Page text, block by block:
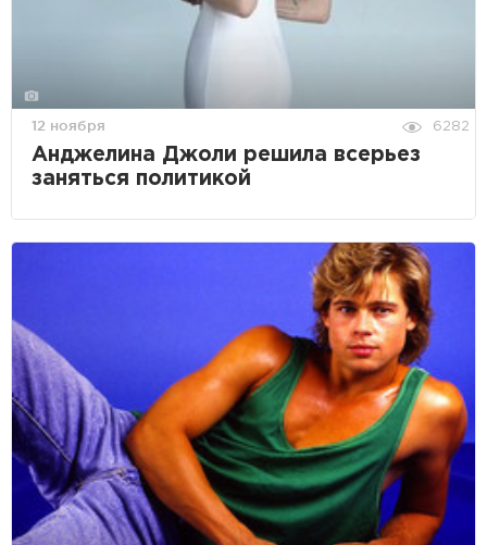
12 ноября 6282
Анджелина Джоли решила всерьез
заняться политикой